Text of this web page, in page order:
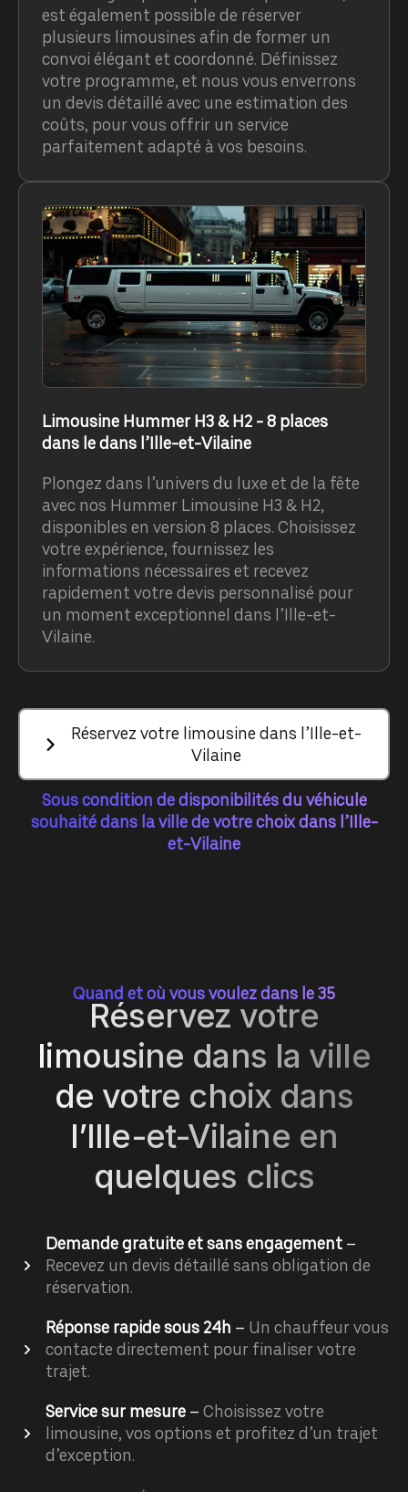
est également possible de réserver
plusieurs limousines afin de former un
convoi élégant et coordonné. Définissez
votre programme, et nous vous enverrons
un devis détaillé avec une estimation des
coûts, pour vous offrir un service
parfaitement adapté à vos besoins.
Limousine Hummer H3 & H2 - 8 places
dans le dans l’Ille-et-Vilaine
Plongez dans l’univers du luxe et de la fête
avec nos Hummer Limousine H3 & H2,
disponibles en version 8 places. Choisissez
votre expérience, fournissez les
informations nécessaires et recevez
rapidement votre devis personnalisé pour
un moment exceptionnel dans l’Ille-et-
Vilaine.
Réservez votre limousine dans l’Ille-et-
Vilaine
Sous condition de disponibilités du véhicule
souhaité dans la ville de votre choix dans l’Ille-
et-Vilaine
Quand et où vous voulez dans le 35
Réservez votre
limousine dans la ville
de votre choix dans
l’Ille-et-Vilaine en
quelques clics
Demande gratuite et sans engagement –
Recevez un devis détaillé sans obligation de
réservation.
Réponse rapide sous 24h – Un chauffeur vous
contacte directement pour finaliser votre
trajet.
Service sur mesure – Choisissez votre
limousine, vos options et profitez d’un trajet
d’exception.